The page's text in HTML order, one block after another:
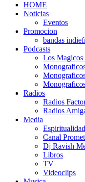
HOME
Noticias
Eventos
Promocion
bandas
Podcasts
Los Magicos
Radios
Radios
Radios
Media
Canal
Dj Ravish
Libros
TV
Videoclips